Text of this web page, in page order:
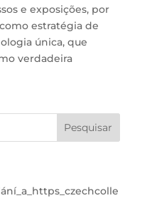
e exposições, por
estratégia de
única, que
verdadeira